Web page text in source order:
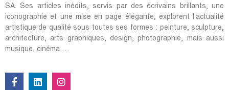
SA. Ses articles inédits, servis par des écrivains brillants, une
iconographie et une mise en page élégante, explorent l’actualité
artistique de qualité sous toutes ses formes : peinture, sculpture,
architecture, arts graphiques, design, photographie, mais aussi
musique, cinéma …